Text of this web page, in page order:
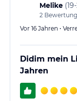
Melike (
2
Vor 16 Jahren •
Didim mein
Jahren